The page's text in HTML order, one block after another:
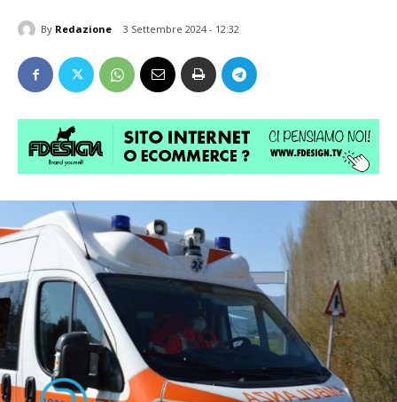
By Redazione 3 Settembre 2024 - 12:32